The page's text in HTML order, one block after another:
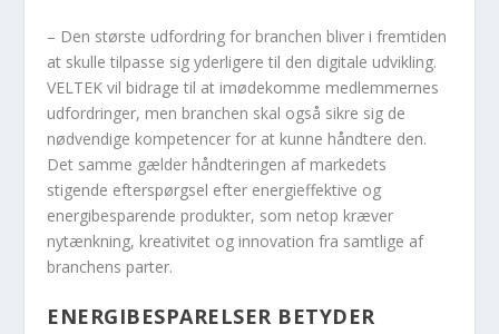
– Den største udfordring for branchen bliver i fremtiden
at skulle tilpasse sig yderligere til den digitale udvikling.
VELTEK vil bidrage til at imødekomme medlemmernes
udfordringer, men branchen skal også sikre sig de
nødvendige kompetencer for at kunne håndtere den.
Det samme gælder håndteringen af markedets
stigende efterspørgsel efter energieffektive og
energibesparende produkter, som netop kræver
nytænkning, kreativitet og innovation fra samtlige af
branchens parter.
ENERGIBESPARELSER BETYDER